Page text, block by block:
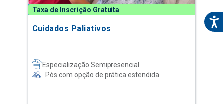
Taxa de Inscrição Gratuita
Cuidados Paliativos
Especialização Semipresencial
Pós com opção de prática estendida